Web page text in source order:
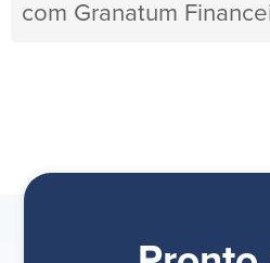
com Granatum